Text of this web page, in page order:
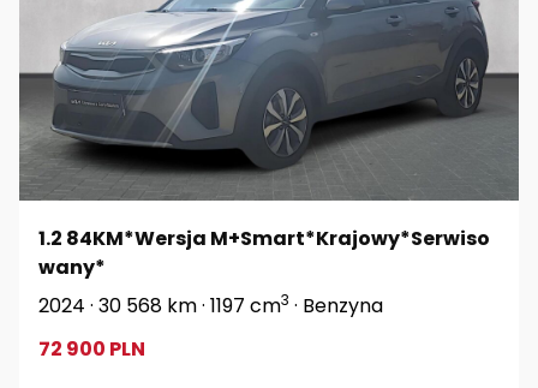
1.2 84KM*Wersja M+Smart*Krajowy*Serwiso
wany*
2024 · 30 568 km · 1197 cm3 · Benzyna
72 900 PLN